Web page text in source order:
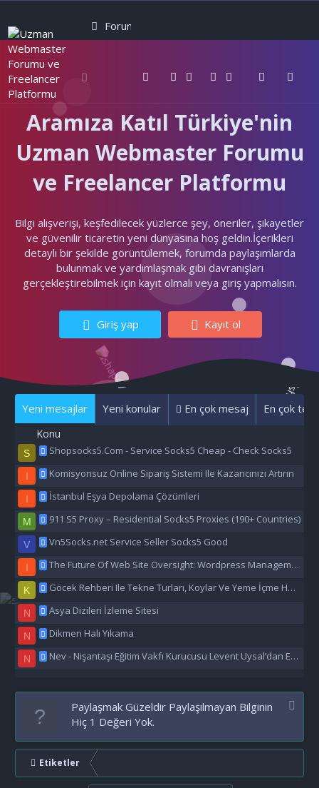
Forumlar
Aramıza Katıl Türkiye'nin
Uzman Webmaster Forumu
ve Freelancer Platformu
Bilgi alışverişi, keşfedilecek yüzlerce şey, öneriler, şikayetler
ve güvenilir ticaretin yeni dünyasına hoş geldin.İçerikleri
detaylı bir şekilde görüntülemek, forumda paylaşımlarda
bulunmak ve yardımlaşmak gibi davranışları
gerçekleştirebilmek için kayıt olmalı veya giriş yapmalısın.
Giriş yap Kayıt ol
Yeni mesajlar Yeni konular En çok mesaj En çok
Konu
S Shopsocks5.Com - Service Socks5 Cheap - Check Socks5
I Komisyonsuz Online Sipariş Sistemi Ile Kazancınızı Artırın
I İstanbul Eşya Depolama Çözümleri
M 911 S5 Proxy – Residential Socks5 Proxies (190+ Countries)
V Vn5Socks.net Service Seller Socks5 Good
I The Future Of Web Site Oversight: Wordpress Management Aı
K Göcek Rehberi Ile Tekne Turları, Koylar Ve Yeme İçme Hakkında Eşsiz Bilgiler
N Asya Dizileri İzleme Sitesi
N Dikmen Halı Yıkama
N Nev - Nişantaşı Eğitim Vakfı Kurucusu Levent Uysal’dan Eğitime Büyük Destek
Paylaşmak Güzeldir Paylaşılmayan Bilginin
Hiç 1 Değeri Yok.
Etiketler